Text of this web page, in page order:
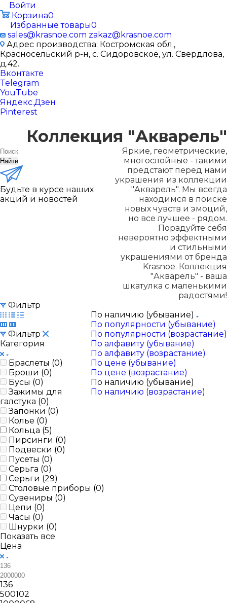
Войти
Корзина0
Избранные товары0
sales@krasnoe.com zakaz@krasnoe.com
Адрес производства: Костромская обл.,
Красносельский р-н, с. Сидоровское, ул. Свердлова,
д.42.
Вконтакте
Telegram
YouTube
Яндекс.Дзен
Pinterest
Коллекция "Акварель"
Яркие, геометрические,
многослойные - такими
предстают перед нами
украшения из коллекции
"Акварель". Мы всегда
находимся в поиске
новых чувств и эмоций,
но все лучшее - рядом.
Порадуйте себя
невероятно эффектными
и стильными
украшениями от бренда
Krasnoe. Коллекция
"Акварель" - ваша
шкатулка с маленькими
радостями!
Фильтр
По наличию (убывание)
По популярности (убывание)
По популярности (возрастание)
По алфавиту (убывание)
По алфавиту (возрастание)
По цене (убывание)
По цене (возрастание)
По наличию (убывание)
По наличию (возрастание)
Фильтр
Категория
Браслеты (0)
Броши (0)
Бусы (0)
Зажимы для
галстука (0)
Запонки (0)
Колье (0)
Кольца (5)
Пирсинги (0)
Подвески (0)
Пусеты (0)
Серьга (0)
Серьги (29)
Столовые приборы (0)
Сувениры (0)
Цепи (0)
Часы (0)
Шнурки (0)
Показать все
Цена
136
500102
Найти
Будьте в курсе наших
акций и новостей